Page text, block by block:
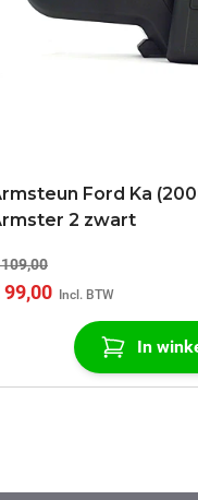
Ford Ka
2 zwart
99,00
In